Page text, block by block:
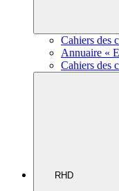
Cahiers des
Annuaire «
Cahiers des
RHD